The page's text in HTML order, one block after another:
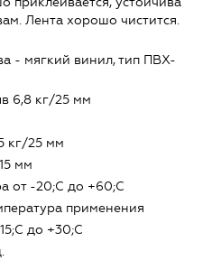
Лента хорошо чистится.
- мягкий винил, тип ПВХ-
6,8 кг/25 мм
кг/25 мм
мм
от -20;C до +60;C
применения
до +30;C